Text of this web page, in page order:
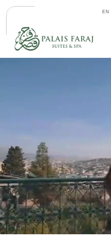
EN